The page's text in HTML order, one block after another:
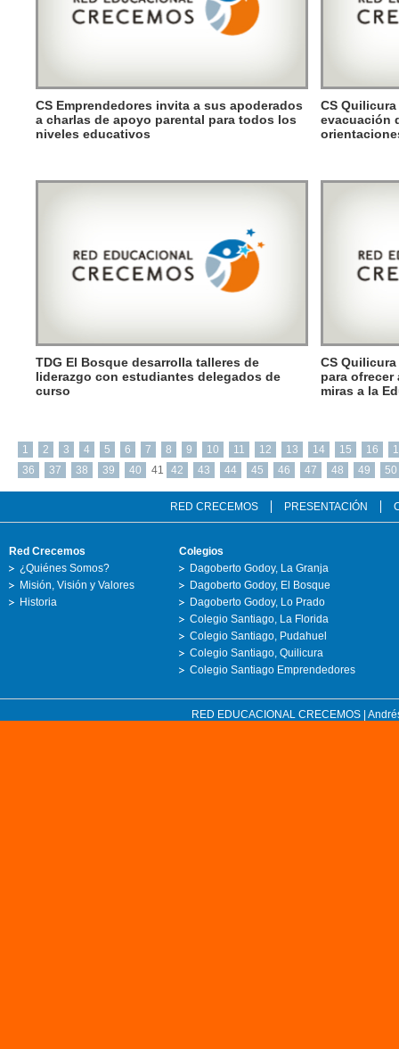
CS Emprendedores invita a sus apoderados
a charlas de apoyo parental para todos los
niveles educativos
CS
evacuación
TDG El Bosque desarrolla talleres de
liderazgo con estudiantes delegados de
curso
CS
para
miras a la
1 2 3 4 5 6 7 8 9 10 11 12 13 14 15 16
36
37 38 39 40 41 42 43 44 45 46 47 48 49 50
RED CRECEMOS PRESENTACIÓN
Red Crecemos
¿Quiénes Somos?
Misión, Visión y Valores
Historia
Colegios
Dagoberto Godoy, La Granja
Dagoberto Godoy, El Bosque
Dagoberto Godoy, Lo Prado
Colegio Santiago, La Florida
Colegio Santiago, Pudahuel
Colegio Santiago, Quilicura
Colegio Santiago Emprendedores
RED EDUCACIONAL CRECEMOS |